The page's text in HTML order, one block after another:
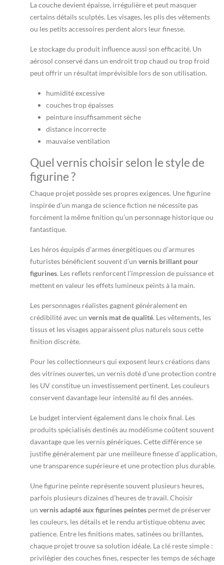
La couche devient épaisse, irrégulière et peut masquer
certains détails sculptés. Les visages, les plis des vêtements
ou les petits accessoires perdent alors leur finesse.
Le stockage du produit influence aussi son efficacité. Un
aérosol conservé dans un endroit trop chaud ou trop froid
peut offrir un résultat imprévisible lors de son utilisation.
humidité excessive
couches trop épaisses
peinture insuffisamment sèche
distance incorrecte
mauvaise ventilation
Quel vernis choisir selon le style de
figurine ?
Chaque projet possède ses propres exigences. Une figurine
inspirée d’un manga de science fiction ne nécessite pas
forcément la même finition qu’un personnage historique ou
fantastique.
Les héros équipés d’armes énergétiques ou d’armures
futuristes bénéficient souvent d’un vernis brillant pour
figurines. Les reflets renforcent l’impression de puissance et
mettent en valeur les effets lumineux peints à la main.
Les personnages réalistes gagnent généralement en
crédibilité avec un vernis mat de qualité. Les vêtements, les
tissus et les visages apparaissent plus naturels sous cette
finition discrète.
Pour les collectionneurs qui exposent leurs créations dans
des vitrines ouvertes, un vernis doté d’une protection contre
les UV constitue un investissement pertinent. Les couleurs
conservent davantage leur intensité au fil des années.
Le budget intervient également dans le choix final. Les
produits spécialisés destinés au modélisme coûtent souvent
davantage que les vernis génériques. Cette différence se
justifie généralement par une meilleure finesse d’application,
une transparence supérieure et une protection plus durable.
Une figurine peinte représente souvent plusieurs heures,
parfois plusieurs dizaines d’heures de travail. Choisir
un vernis adapté aux figurines peintes permet de préserver
les couleurs, les détails et le rendu artistique obtenu avec
patience. Entre les finitions mates, satinées ou brillantes,
chaque projet trouve sa solution idéale. La clé reste simple :
privilégier des couches fines, respecter les temps de séchage